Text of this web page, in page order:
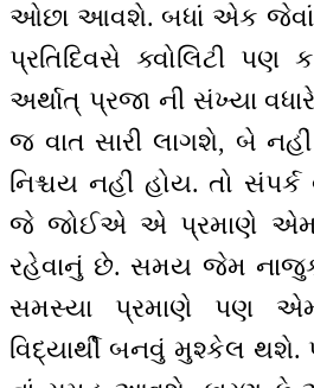
ઓછા આવશે. બધાં એક જેવાં
પ્રતિદિવસે ક્વોલિટી
અર્થાત્ પ્રજા ની સંખ્યા
જ વાત સારી લાગશે, બે નહીં
નિશ્ચય નહીં હોય. તો
જે જોઈએ એ પ્રમાણે એમને
રહેવાનું છે. સમય જેમ
સમસ્યા પ્રમાણે પણ
વિદ્યાર્થી બનવું મુશ્કેલ થશે.